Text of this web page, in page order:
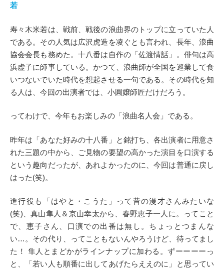
若
寿々木米若は、戦前、戦後の浪曲界のトップに立っていた人
である。その人気は広沢虎造を凌ぐとも言われ、長年、浪曲
協会会長も務めた。十八番は自作の「佐渡情話」。俳句は高
浜虚子に師事している。かつて、浪曲師が全国を巡業して食
いつないでいた時代を想起させる一句である。その時代を知
る人は、今回の出演者では、小圓嬢師匠だけだろう。
ってわけで、今年もお楽しみの「浪曲名人会」である。
昨年は「あなた好みの十八番」と銘打ち、各出演者に用意さ
れた三題の中から、ご見物の要望の高かった演目を口演する
という趣向だったが、あれよかったのに、今回は普通に戻し
はった(笑)。
進行役も「はやと・こうた」って昔の漫才さんみたいな
(笑)、真山隼人＆京山幸太から、春野恵子一人に。ってこと
で、恵子さん、口演での出番は無し。ちょっとつまんな
い…。その代り、ってこともないんやろうけど、待ってまし
た！ 隼人とまどかがラインナップに加わる。ずーーーーっ
と、「若い人も順番に出してあげたらええのに」と思ってい